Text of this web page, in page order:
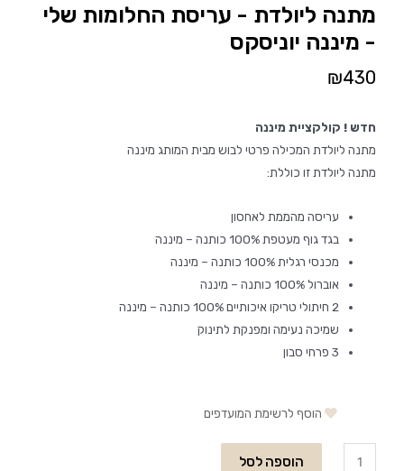
מתנה ליולדת - עריסת החלומות שלי
- מיננה יוניסקס
₪430
חדש ! קולקציית מיננה
מתנה ליולדת המכילה פרטי לבוש מבית המותג מיננה
מתנה ליולדת זו כוללת:
עריסה מהממת לאחסון
בגד גוף מעטפת 100% כותנה – מיננה
מכנסי רגלית 100% כותנה – מיננה
אוברול 100% כותנה – מיננה
2 חיתולי טריקו איכותיים 100% כותנה – מיננה
שמיכה נעימה ומפנקת לתינוק
3 פרחי סבון
הוסף לרשימת המועדפים
הוספה לסל